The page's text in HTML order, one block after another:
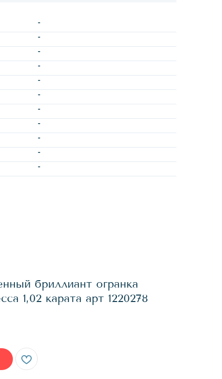
-
-
-
-
-
-
-
-
-
-
-
бриллиант огранка
1,02 карата арт 1220278